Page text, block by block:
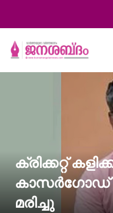
ക്രിക്കറ്റ്
കാസർഗോഡ്
മരിച്ചു